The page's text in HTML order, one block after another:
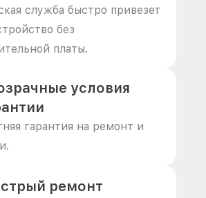
служба быстро привезет
без
платы.
условия
гарантия на ремонт и
ремонт